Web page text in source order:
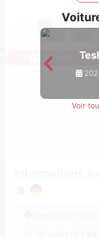
Voir
Connectez-